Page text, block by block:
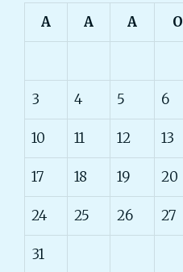
A
A A O
3 4 5 6
10 11 12 13
17 18 19 20
24 25 26 27
31